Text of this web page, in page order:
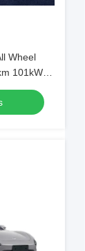
Wheel
101kWh